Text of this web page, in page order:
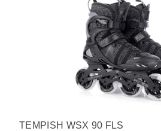
TEMPISH WSX 90 FLS